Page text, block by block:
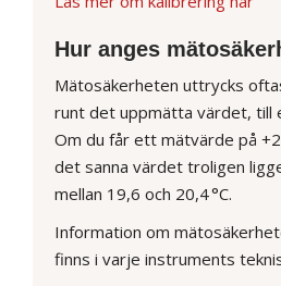
Hur anges
Mätosäkerheten uttrycks
runt det uppmätta värdet, till
Om du får ett mätvärde på
det sanna värdet troligen
mellan 19,6 och 20,4 °C.
Information om
finns i varje instruments